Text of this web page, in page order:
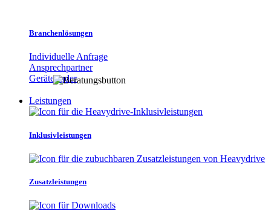
Branchenlösungen
Individuelle Anfrage
Ansprechpartner
Gerätefinder
Leistungen
Inklusivleistungen
Zusatzleistungen